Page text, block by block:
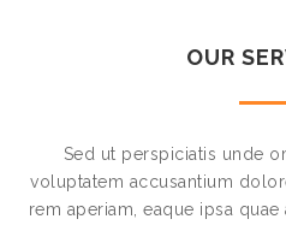
OUR
Sed ut perspiciatis unde
voluptatem accusantium
rem aperiam, eaque ipsa